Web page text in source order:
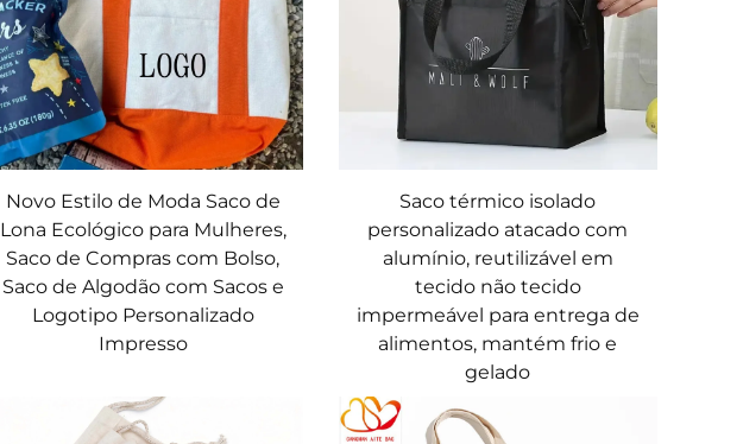
Novo Estilo de Moda Saco de
Lona Ecológico para Mulheres,
Saco de Compras com Bolso,
Saco de Algodão com Sacos e
Logotipo Personalizado
Impresso
Saco térmico isolado
personalizado atacado com
alumínio, reutilizável em
tecido não tecido
impermeável para entrega de
alimentos, mantém frio e
gelado